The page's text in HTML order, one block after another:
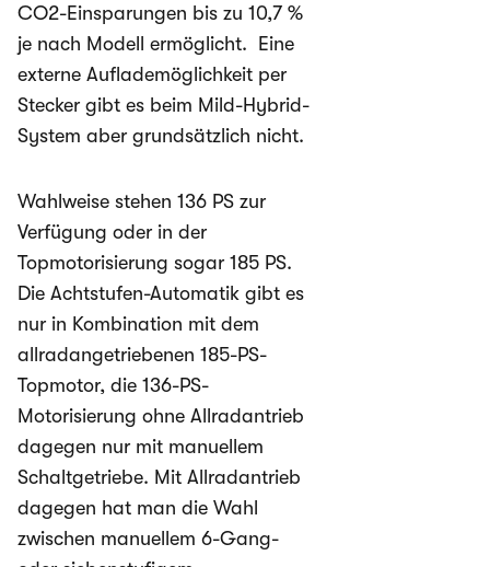
CO2-Einsparungen bis zu 10,7 %
je nach Modell ermöglicht. Eine
externe Auflademöglichkeit per
Stecker gibt es beim Mild-Hybrid-
System aber grundsätzlich nicht.
Wahlweise stehen 136 PS zur
Verfügung oder in der
Topmotorisierung sogar 185 PS.
Die Achtstufen-Automatik gibt es
nur in Kombination mit dem
allradangetriebenen 185-PS-
Topmotor, die 136-PS-
Motorisierung ohne Allradantrieb
dagegen nur mit manuellem
Schaltgetriebe. Mit Allradantrieb
dagegen hat man die Wahl
zwischen manuellem 6-Gang-